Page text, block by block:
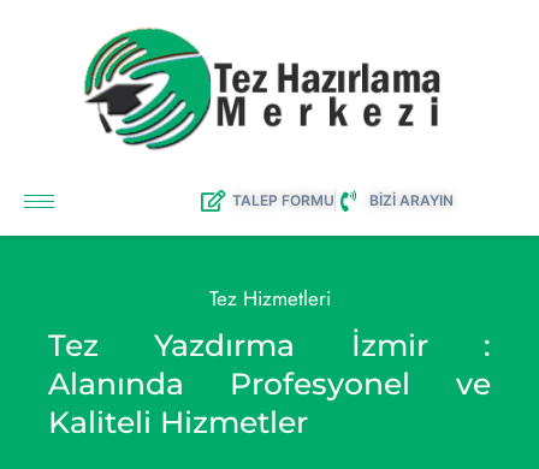
TALEP FORMU BİZİ ARAYIN
Tez Hizmetleri
Tez Yazdırma İzmir :
Alanında Profesyonel ve
Kaliteli Hizmetler